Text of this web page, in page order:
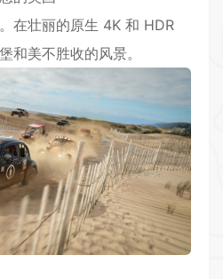
在壮丽的原生 4K 和 HDR
和美不胜收的风景。